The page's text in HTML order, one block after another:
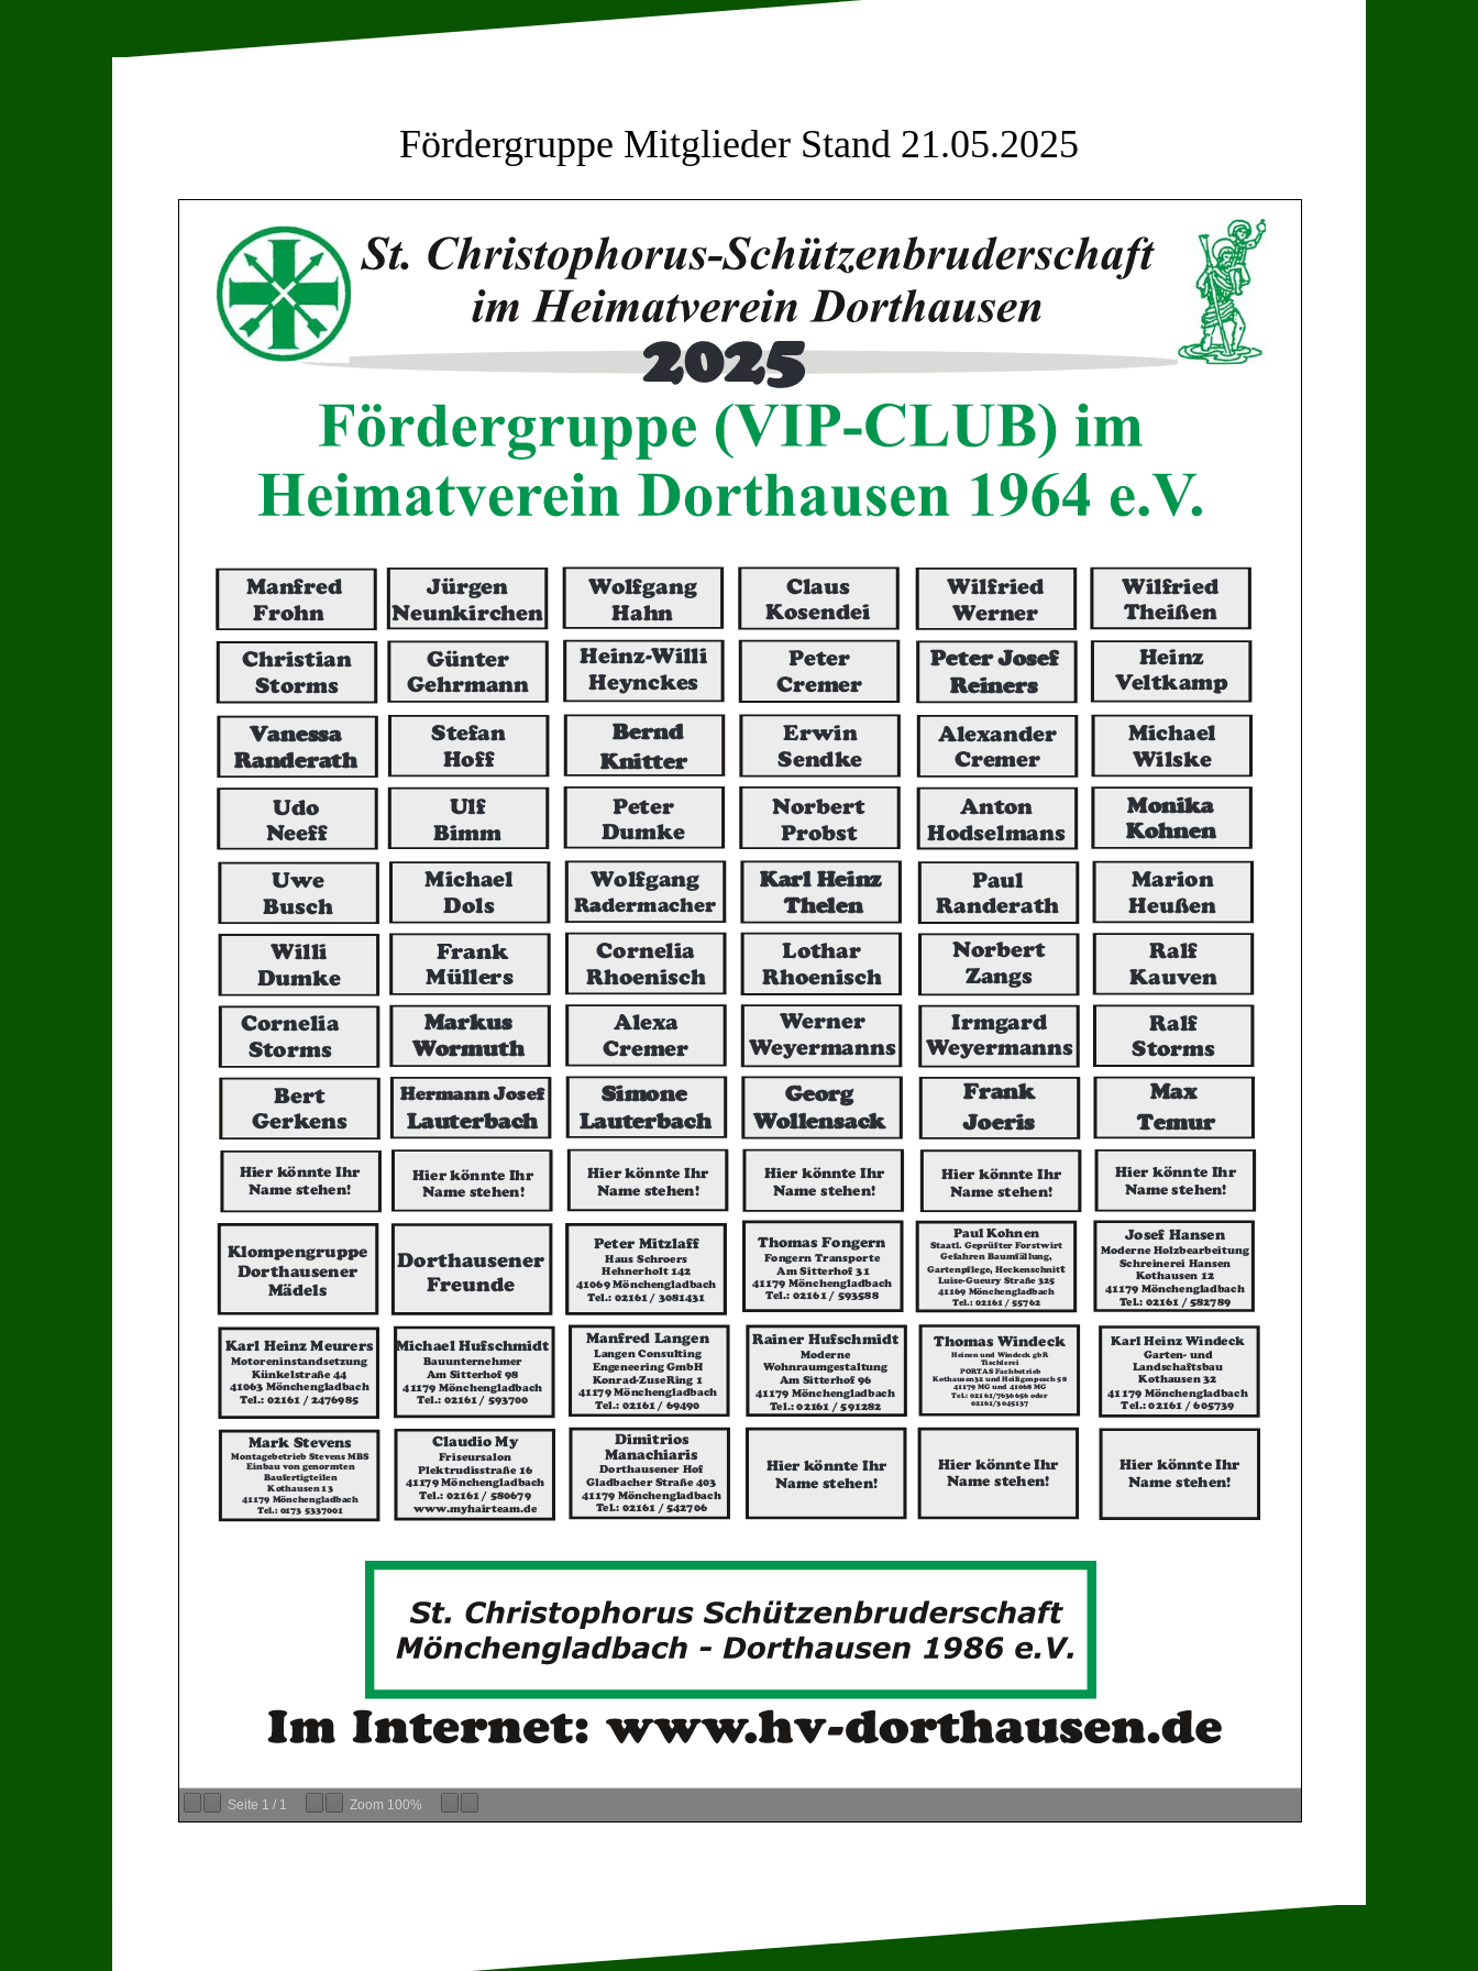
Fördergruppe Mitglieder Stand 21.05.2025
2025
Manfred
Frohn
Jürgen
Neunkirchen
Wolfgang
Hahn
Claus
Kosendei
Wilfried
Werner
Wilfried
Theißen
Christian
Storms
Günter
Gehrmann
Heinz-Willi
Heynckes
Peter
Cremer
Heinz
Veltkamp
Stefan
Hoff
Erwin
Sendke
Alexander
Cremer
Michael
Wilske
Uwe
Busch
Willi
Dumke
Cornelia
Storms
Udo
Neeff
Michael
Dols
Ulf
Bimm
Wolfgang
Radermacher
Cornelia
Rhoenisch
Alexa
Cremer
Peter
Dumke
Lothar
Rhoenisch
Werner
Weyermanns
Norbert
Probst
Paul
Randerath
Norbert
Zangs
Irmgard
Weyermanns
Anton
Hodselmans
Marion
Heußen
Ralf
Kauven
Ralf
Storms
Dimitrios
Manachiaris
Dorthausener Hof
Gladbacher Straße 403
41179 Mönchengladbach
Tel.: 02161 / 542706
Peter Mitzlaff
Haus Schroers
Hehnerholt 142
41069 Mönchengladbach
Tel.: 02161 / 3081431
Thomas Fongern
Fongern Transporte
Am Sitterhof 31
41179 Mönchengladbach
Tel.: 02161 / 593588
Paul Kohnen
Staatl. Geprüfter Forstwirt
Gefahren Baumfällung,
Gartenpflege, Heckenschnitt
Luise-Gueury Straße 325
41169 Mönchengladbach
Tel.: 02161 / 55762
Josef Hansen
Moderne Holzbearbeitung
Schreinerei Hansen
Kothausen 12
41179 Mönchengladbach
Tel.: 02161 / 582789
Rainer Hufschmidt
Moderne
Wohnraumgestaltung
Am Sitterhof 96
41179 Mönchengladbach
Tel.: 02161 / 591282
Thomas Windeck
Heinen und Windeck gbR
Tischlerei
PORTAS Fachbetrieb
Kothausen32 und Heiligenpesch 58
41179 MG und 41068 MG
Tel.: 02161/7636656 oder
02161/3045137
Karl Heinz Windeck
Garten- und
Landschaftsbau
Kothausen 32
41179 Mönchengladbach
Tel.: 02161 / 605739
Karl Heinz Meurers
Motoreninstandsetzung
Künkelstraße 44
41063 Mönchengladbach
Tel.: 02161 / 2476985
Michael Hufschmidt
Bauunternehmer
Am Sitterhof 98
41179 Mönchengladbach
Tel.: 02161 / 593700
Manfred Langen
Langen Consulting
Engeneering GmbH
Konrad-ZuseRing 1
41179 Mönchengladbach
Tel.: 02161 / 69490
Mark Stevens
Montagebetrieb Stevens MBS
Einbau von genormten
Baufertigteilen
Kothausen 13
41179 Mönchengladbach
Tel.: 0173 5337001
Claudio My
Friseursalon
Plektrudisstraße 16
41179 Mönchengladbach
Tel.: 02161 / 580679
www.myhairteam.de
Hier könnte Ihr
Name stehen!
Hier könnte Ihr
Name stehen!
Hier könnte Ihr
Name stehen!
Klompengruppe
Dorthausener
Mädels
Dorthausener
Freunde
Bert
Gerkens
Frank
Müllers
Karl Heinz
Thelen
Peter Josef
Reiners
Markus
Wormuth
Monika
Kohnen
Simone
Lauterbach
Hermann Josef
Lauterbach
Vanessa
Randerath
Georg
Wollensack
Hier könnte Ihr
Name stehen!
Hier könnte Ihr
Name stehen!
Hier könnte Ihr
Name stehen!
Hier könnte Ihr
Name stehen!
Hier könnte Ihr
Name stehen!
Frank
Joeris
Max
Temur
Bernd
Knitter
Hier könnte Ihr
Name stehen!
Seite 1 / 1 Zoom 100%